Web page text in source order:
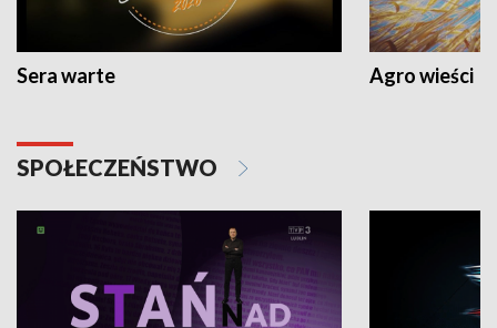
Sera warte Agro wieści
SPOŁECZEŃSTWO